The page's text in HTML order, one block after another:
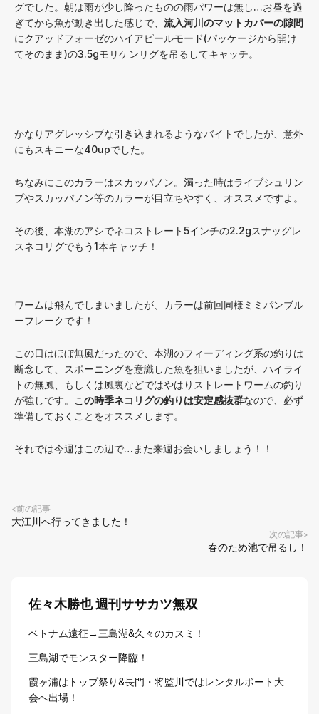
グでした。朝は雨が少し降ったものの雨パワーは無し…お昼を過
ぎてから魚が動き出した感じで、 流入河川のマットカバーの隙間
にクアッドフォーゼのハイアピールモード(パッケージから開け
てそのまま)の3.5gモリケンリグを吊るしてキャッチ。
かなりアグレッシブな引き込まれるようなバイトでしたが、意外
にもスキニーな40upでした。
ちなみにこのカラーはスカッパノン。濁った時はライブシュリン
プやスカッパノン等のカラーが目立ちやすく、オススメですよ。
その後、本湖のアシでネコストレート5インチの2.2gスナッグレ
スネコリグでもう1本キャッチ！
ワームは飛んでしまいましたが、カラーは前回同様ミミパンブル
ーフレークです！
この日はほぼ無風だったので、本湖のフィーディング系の釣りは
断念して、スポーニングを意識した魚を狙いましたが、ハイライ
トの無風、もしくは風裏などではやはりストレートワームの釣り
が強しです。こ の時季ネコリグの釣りは安定感抜群なので、必ず
準備しておくことをオススメします。
それでは今週はこの辺で…また来週お会いしましょう！！
<前の記事
大江川へ行ってきました！
次の記事>
春のため池で吊るし！
佐々木勝也 週刊ササカツ無双
ベトナム遠征→三島湖&久々のカスミ！
三島湖でモンスター降臨！
霞ヶ浦はトップ祭り&長門・将監川ではレンタルボート大
会へ出場！